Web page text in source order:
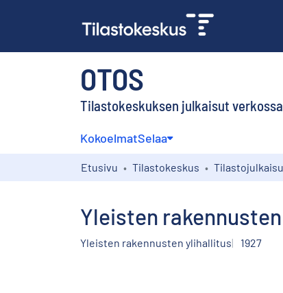
OTOS
Tilastokeskuksen julkaisut verkossa
KokoelmatSelaa
Etusivu Tilastokeskus
Yleisten
Yleisten rakennusten ylihallitus 1927